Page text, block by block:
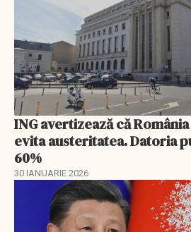
ING avertizează că
evita austeritatea. Datoria
60%
30 IANUARIE 2026